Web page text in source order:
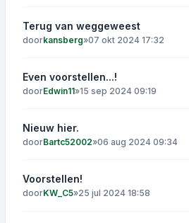
Terug van weggeweest
doorkansberg»07 okt 2024 17:32
Even voorstellen...!
doorEdwin11»15 sep 2024 09:19
Nieuw hier.
doorBartc52002»06 aug 2024 09:34
Voorstellen!
doorKW_C5»25 jul 2024 18:58